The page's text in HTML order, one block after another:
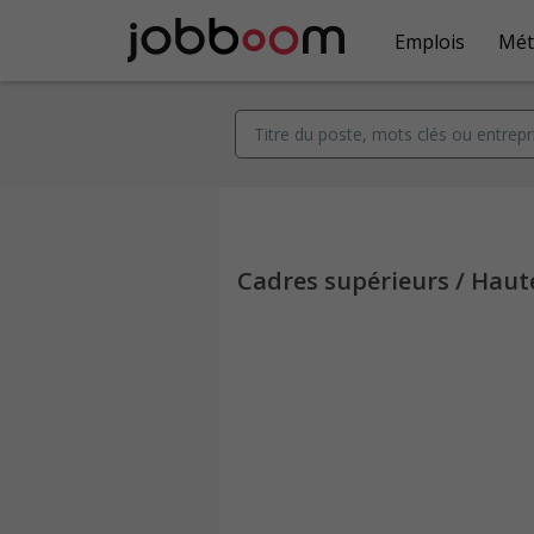
Emplois
Cadres supérieurs /